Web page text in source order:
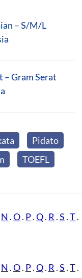
– S/M/L
– Gram Serat
Pidato
TOEFL
N .O. P.Q. R .S .T.
N .O. P.Q. R .S .T.